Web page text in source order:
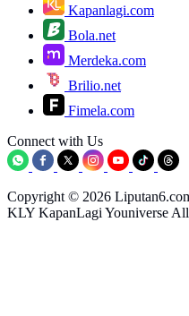
Kapanlagi.com
Bola.net
Merdeka.com
Brilio.net
Fimela.com
Connect with Us
Copyright © 2026
KLY KapanLagi Youniverse